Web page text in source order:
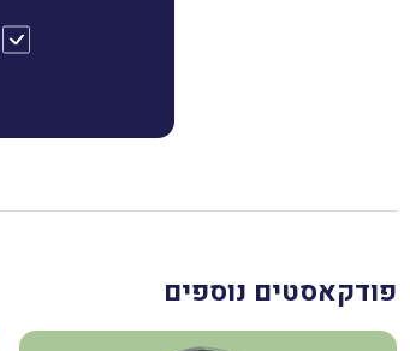
פודקאסטים נוספים